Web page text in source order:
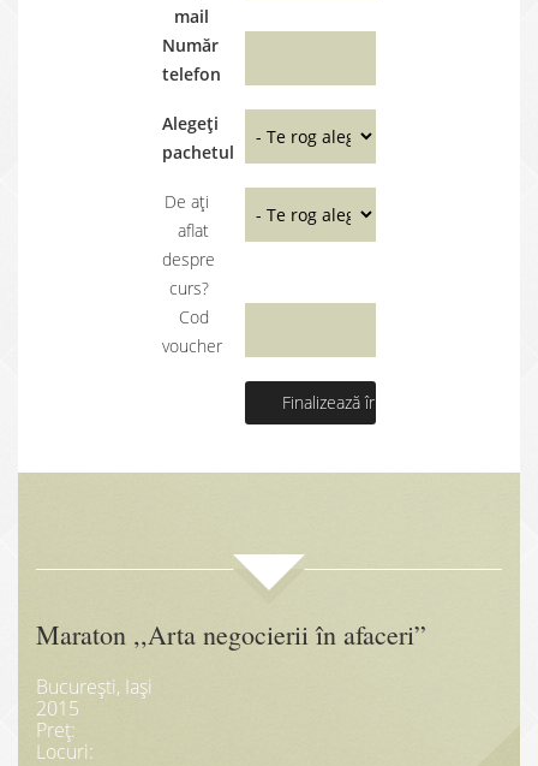
mail
Număr
telefon
Alegeți
pachetul
De ați
aflat
despre
curs?
Cod
voucher
Maraton ,,Arta negocierii în afaceri”
București, Iași
2015
Preț:
Locuri: